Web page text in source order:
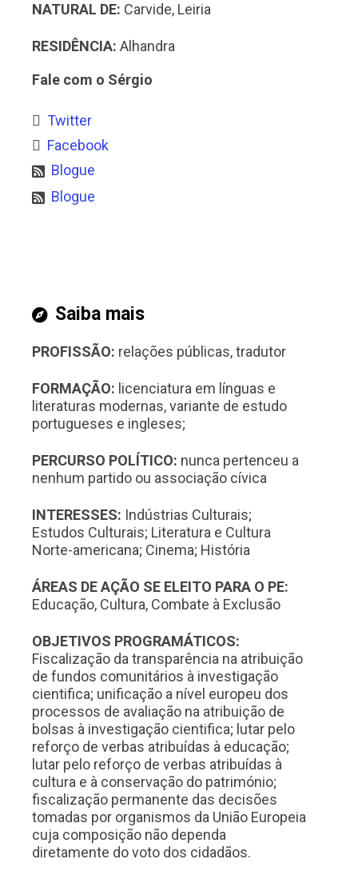
NATURAL DE: Carvide, Leiria
RESIDÊNCIA: Alhandra
Fale com o Sérgio
Twitter
Facebook
Blogue
Blogue
Saiba mais
PROFISSÃO: relações públicas, tradutor
FORMAÇÃO: licenciatura em línguas e
literaturas modernas, variante de estudo
portugueses e ingleses;
PERCURSO POLÍTICO: nunca pertenceu a
nenhum partido ou associação cívica
INTERESSES: Indústrias Culturais;
Estudos Culturais; Literatura e Cultura
Norte-americana; Cinema; História
ÁREAS DE AÇÃO SE ELEITO PARA O PE:
Educação, Cultura, Combate à Exclusão
OBJETIVOS PROGRAMÁTICOS:
Fiscalização da transparência na atribuição
de fundos comunitários à investigação
cientifica; unificação a nível europeu dos
processos de avaliação na atribuição de
bolsas à investigação cientifica; lutar pelo
reforço de verbas atribuídas à educação;
lutar pelo reforço de verbas atribuídas à
cultura e à conservação do património;
fiscalização permanente das decisões
tomadas por organismos da União Europeia
cuja composição não dependa
diretamente do voto dos cidadãos.